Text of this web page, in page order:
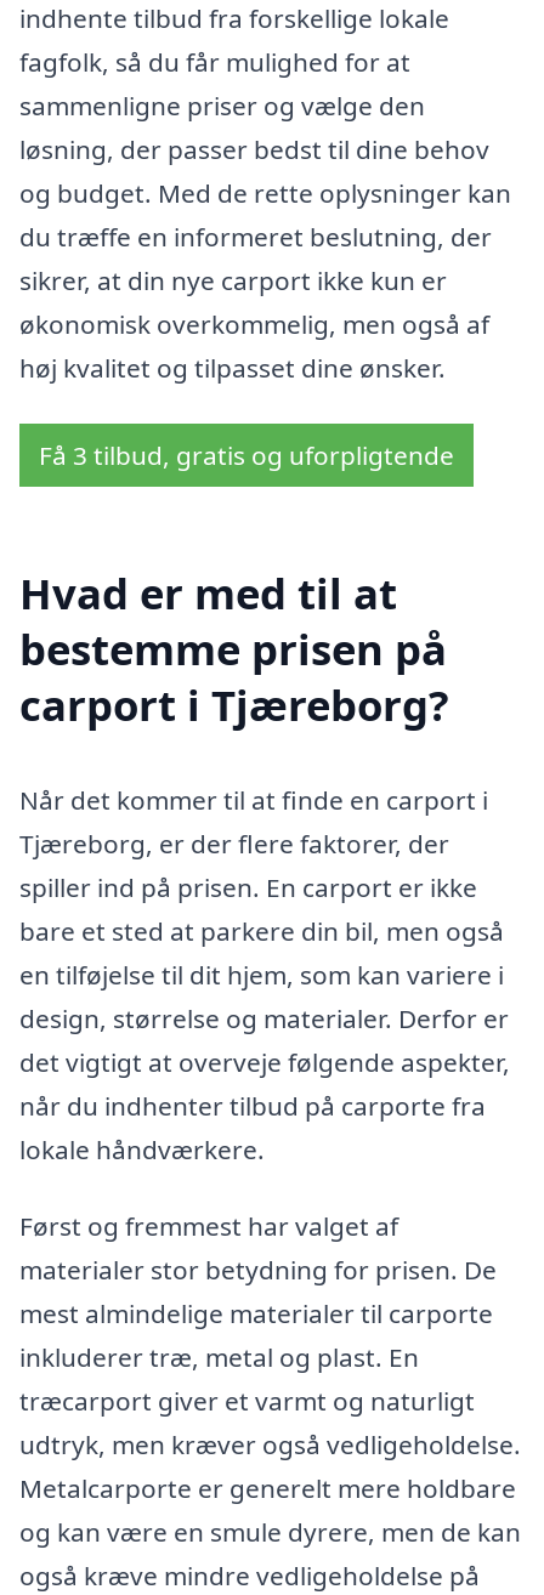
indhente tilbud fra forskellige lokale
fagfolk, så du får mulighed for at
sammenligne priser og vælge den
løsning, der passer bedst til dine behov
og budget. Med de rette oplysninger kan
du træffe en informeret beslutning, der
sikrer, at din nye carport ikke kun er
økonomisk overkommelig, men også af
høj kvalitet og tilpasset dine ønsker.
Få 3 tilbud, gratis og uforpligtende
Hvad er med til at
bestemme prisen på
carport i Tjæreborg?
Når det kommer til at finde en carport i
Tjæreborg, er der flere faktorer, der
spiller ind på prisen. En carport er ikke
bare et sted at parkere din bil, men også
en tilføjelse til dit hjem, som kan variere i
design, størrelse og materialer. Derfor er
det vigtigt at overveje følgende aspekter,
når du indhenter tilbud på carporte fra
lokale håndværkere.
Først og fremmest har valget af
materialer stor betydning for prisen. De
mest almindelige materialer til carporte
inkluderer træ, metal og plast. En
træcarport giver et varmt og naturligt
udtryk, men kræver også vedligeholdelse.
Metalcarporte er generelt mere holdbare
og kan være en smule dyrere, men de kan
også kræve mindre vedligeholdelse på